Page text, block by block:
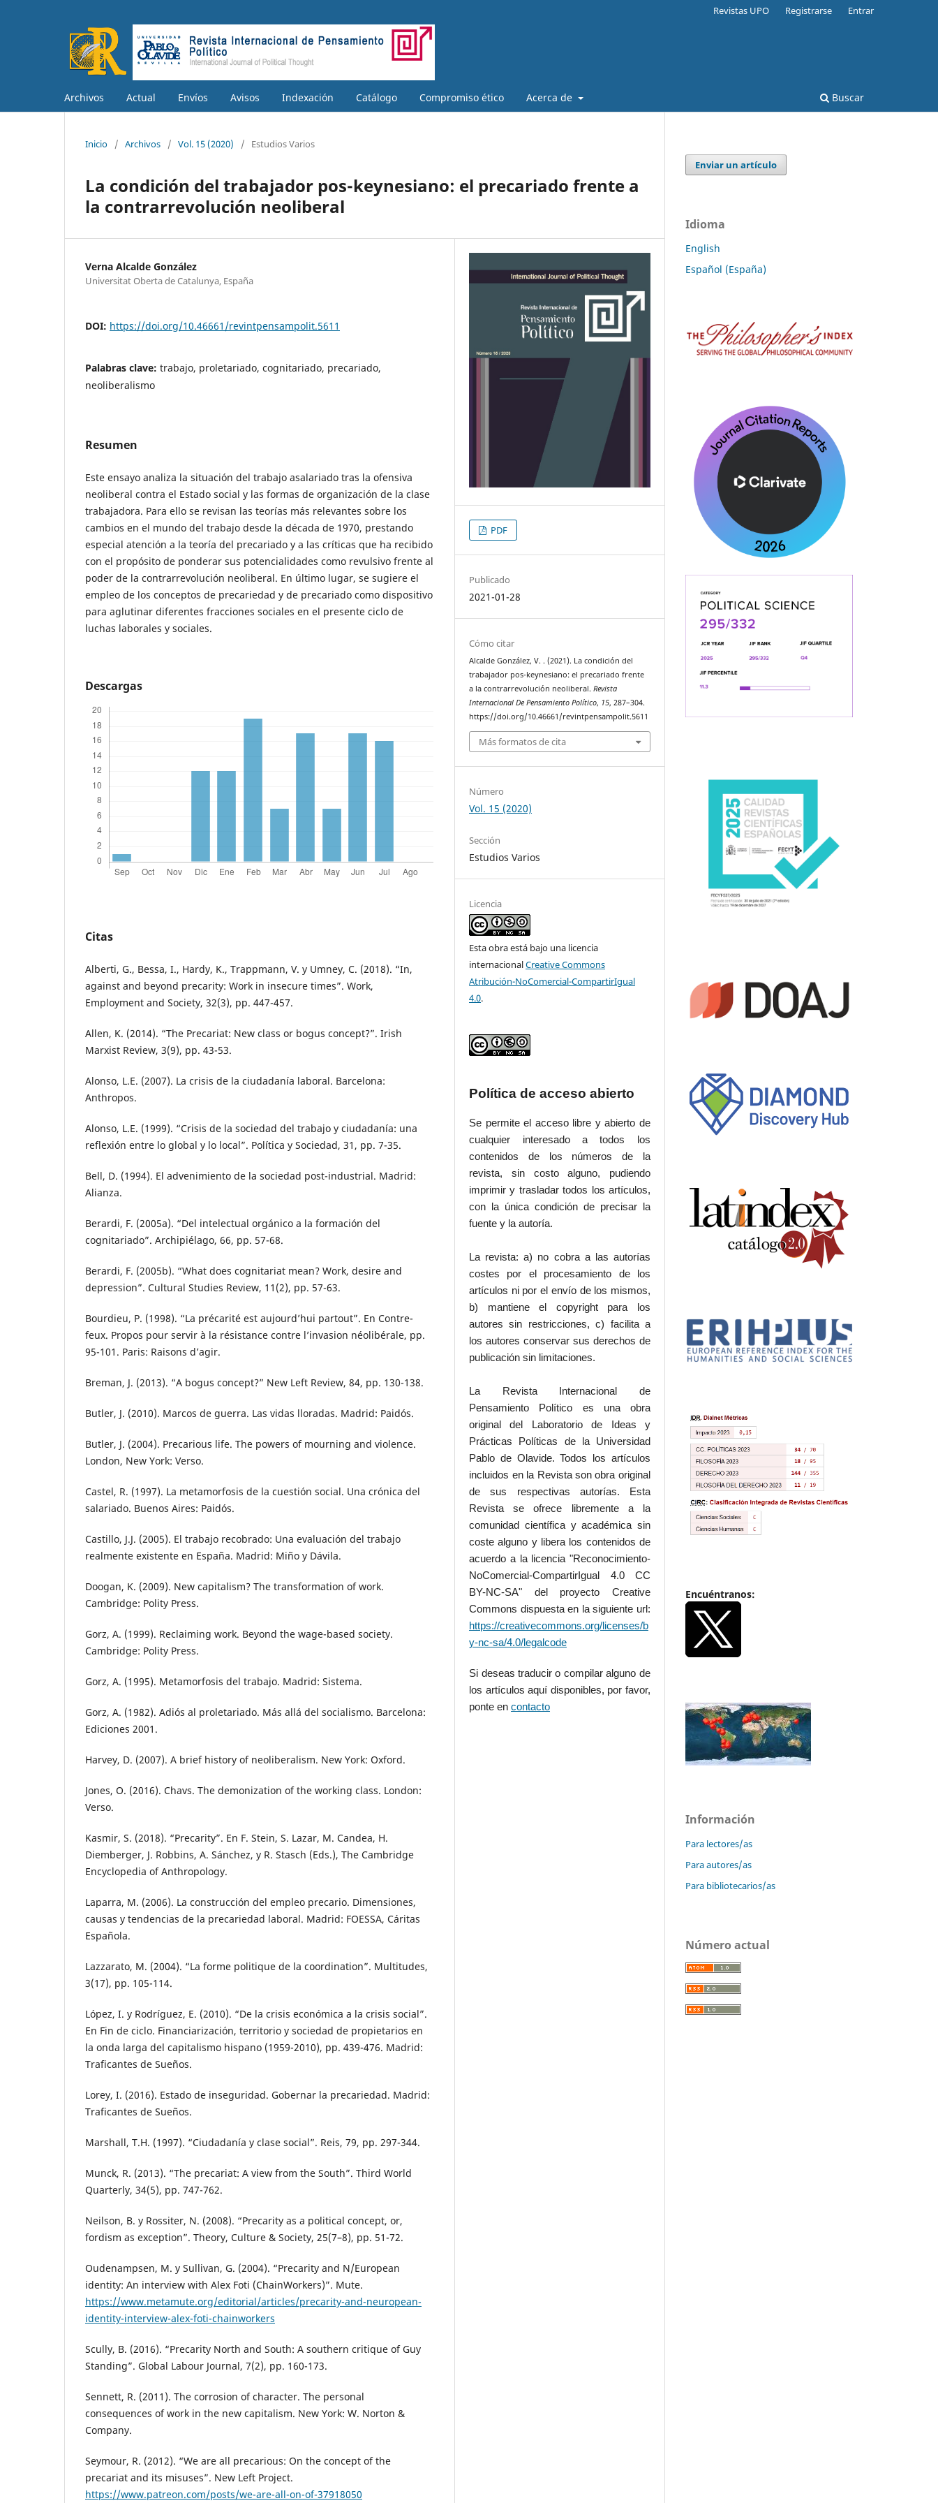
Archivos Actual Envíos Avisos Indexación Catálogo Compromiso ético Acerca de Buscar
Revistas UPO Registrarse Entrar
Inicio / Archivos / Vol. 15 (2020) / Estudios Varios
La condición del trabajador pos-keynesiano: el precariado frente a
la contrarrevolución neoliberal
Verna Alcalde González
Universitat Oberta de Catalunya, España
DOI: https://doi.org/10.46661/revintpensampolit.5611
Palabras clave: trabajo, proletariado, cognitariado, precariado,
neoliberalismo
Resumen
Este ensayo analiza la situación del trabajo asalariado tras la ofensiva
neoliberal contra el Estado social y las formas de organización de la clase
trabajadora. Para ello se revisan las teorías más relevantes sobre los
cambios en el mundo del trabajo desde la década de 1970, prestando
especial atención a la teoría del precariado y a las críticas que ha recibido
con el propósito de ponderar sus potencialidades como revulsivo frente al
poder de la contrarrevolución neoliberal. En último lugar, se sugiere el
empleo de los conceptos de precariedad y de precariado como dispositivo
para aglutinar diferentes fracciones sociales en el presente ciclo de
luchas laborales y sociales.
Descargas
Citas
Alberti, G., Bessa, I., Hardy, K., Trappmann, V. y Umney, C. (2018). “In,
against and beyond precarity: Work in insecure times”. Work,
Employment and Society, 32(3), pp. 447-457.
Allen, K. (2014). “The Precariat: New class or bogus concept?”. Irish
Marxist Review, 3(9), pp. 43-53.
Alonso, L.E. (2007). La crisis de la ciudadanía laboral. Barcelona:
Anthropos.
Alonso, L.E. (1999). “Crisis de la sociedad del trabajo y ciudadanía: una
reflexión entre lo global y lo local”. Política y Sociedad, 31, pp. 7-35.
Bell, D. (1994). El advenimiento de la sociedad post-industrial. Madrid:
Alianza.
Berardi, F. (2005a). “Del intelectual orgánico a la formación del
cognitariado”. Archipiélago, 66, pp. 57-68.
Berardi, F. (2005b). “What does cognitariat mean? Work, desire and
depression”. Cultural Studies Review, 11(2), pp. 57-63.
Bourdieu, P. (1998). “La précarité est aujourd’hui partout”. En Contre-
feux. Propos pour servir à la résistance contre l’invasion néolibérale, pp.
95-101. Paris: Raisons d’agir.
Breman, J. (2013). “A bogus concept?” New Left Review, 84, pp. 130-138.
Butler, J. (2010). Marcos de guerra. Las vidas lloradas. Madrid: Paidós.
Butler, J. (2004). Precarious life. The powers of mourning and violence.
London, New York: Verso.
Castel, R. (1997). La metamorfosis de la cuestión social. Una crónica del
salariado. Buenos Aires: Paidós.
Castillo, J.J. (2005). El trabajo recobrado: Una evaluación del trabajo
realmente existente en España. Madrid: Miño y Dávila.
Doogan, K. (2009). New capitalism? The transformation of work.
Cambridge: Polity Press.
Gorz, A. (1999). Reclaiming work. Beyond the wage-based society.
Cambridge: Polity Press.
Gorz, A. (1995). Metamorfosis del trabajo. Madrid: Sistema.
Gorz, A. (1982). Adiós al proletariado. Más allá del socialismo. Barcelona:
Ediciones 2001.
Harvey, D. (2007). A brief history of neoliberalism. New York: Oxford.
Jones, O. (2016). Chavs. The demonization of the working class. London:
Verso.
Kasmir, S. (2018). “Precarity”. En F. Stein, S. Lazar, M. Candea, H.
Diemberger, J. Robbins, A. Sánchez, y R. Stasch (Eds.), The Cambridge
Encyclopedia of Anthropology.
Laparra, M. (2006). La construcción del empleo precario. Dimensiones,
causas y tendencias de la precariedad laboral. Madrid: FOESSA, Cáritas
Española.
Lazzarato, M. (2004). “La forme politique de la coordination”. Multitudes,
3(17), pp. 105-114.
López, I. y Rodríguez, E. (2010). “De la crisis económica a la crisis social”.
En Fin de ciclo. Financiarización, territorio y sociedad de propietarios en
la onda larga del capitalismo hispano (1959-2010), pp. 439-476. Madrid:
Traficantes de Sueños.
Lorey, I. (2016). Estado de inseguridad. Gobernar la precariedad. Madrid:
Traficantes de Sueños.
Marshall, T.H. (1997). “Ciudadanía y clase social”. Reis, 79, pp. 297-344.
Munck, R. (2013). “The precariat: A view from the South”. Third World
Quarterly, 34(5), pp. 747-762.
Neilson, B. y Rossiter, N. (2008). “Precarity as a political concept, or,
fordism as exception”. Theory, Culture & Society, 25(7–8), pp. 51-72.
Oudenampsen, M. y Sullivan, G. (2004). “Precarity and N/European
identity: An interview with Alex Foti (ChainWorkers)”. Mute.
https://www.metamute.org/editorial/articles/precarity-and-neuropean-
identity-interview-alex-foti-chainworkers
Scully, B. (2016). “Precarity North and South: A southern critique of Guy
Standing”. Global Labour Journal, 7(2), pp. 160-173.
Sennett, R. (2011). The corrosion of character. The personal
consequences of work in the new capitalism. New York: W. Norton &
Company.
Seymour, R. (2012). “We are all precarious: On the concept of the
precariat and its misuses”. New Left Project.
https://www.patreon.com/posts/we-are-all-on-of-37918050
PDF
Publicado
2021-01-28
Cómo citar
Alcalde González, V. . (2021). La condición del
trabajador pos-keynesiano: el precariado frente
a la contrarrevolución neoliberal.Revista
Internacional De Pensamiento Político, 15, 287–304.
https://doi.org/10.46661/revintpensampolit.5611
Más formatos de cita
Número
Vol. 15 (2020)
Sección
Estudios Varios
Licencia
Esta obra está bajo una licencia
internacionalCreative Commons
Atribución-NoComercial-CompartirIgual
4.0.
Política de acceso abierto
Se permite el acceso libre y abierto de
cualquier interesado a todos los
contenidos de los números de la
revista, sin costo alguno, pudiendo
imprimir y trasladar todos los artículos,
con la única condición de precisar la
fuente y la autoría.
La revista: a) no cobra a las autorías
costes por el procesamiento de los
artículos ni por el envío de los mismos,
b) mantiene el copyright para los
autores sin restricciones, c) facilita a
los autores conservar sus derechos de
publicación sin limitaciones.
La Revista Internacional de
Pensamiento Político es una obra
original del Laboratorio de Ideas y
Prácticas Políticas de la Universidad
Pablo de Olavide. Todos los artículos
incluidos en la Revista son obra original
de sus respectivas autorías. Esta
Revista se ofrece libremente a la
comunidad científica y académica sin
coste alguno y libera los contenidos de
acuerdo a la licencia "Reconocimiento-
NoComercial-CompartirIgual 4.0 CC
BY-NC-SA" del proyecto Creative
Commons dispuesta en la siguiente url:
https://creativecommons.org/licenses/b
y-nc-sa/4.0/legalcode
Si deseas traducir o compilar alguno de
los artículos aquí disponibles, por favor,
ponte encontacto
Enviar un artículo
Idioma
English
Español (España)
Encuéntranos:
Información
Para lectores/as
Para autores/as
Para bibliotecarios/as
Número actual